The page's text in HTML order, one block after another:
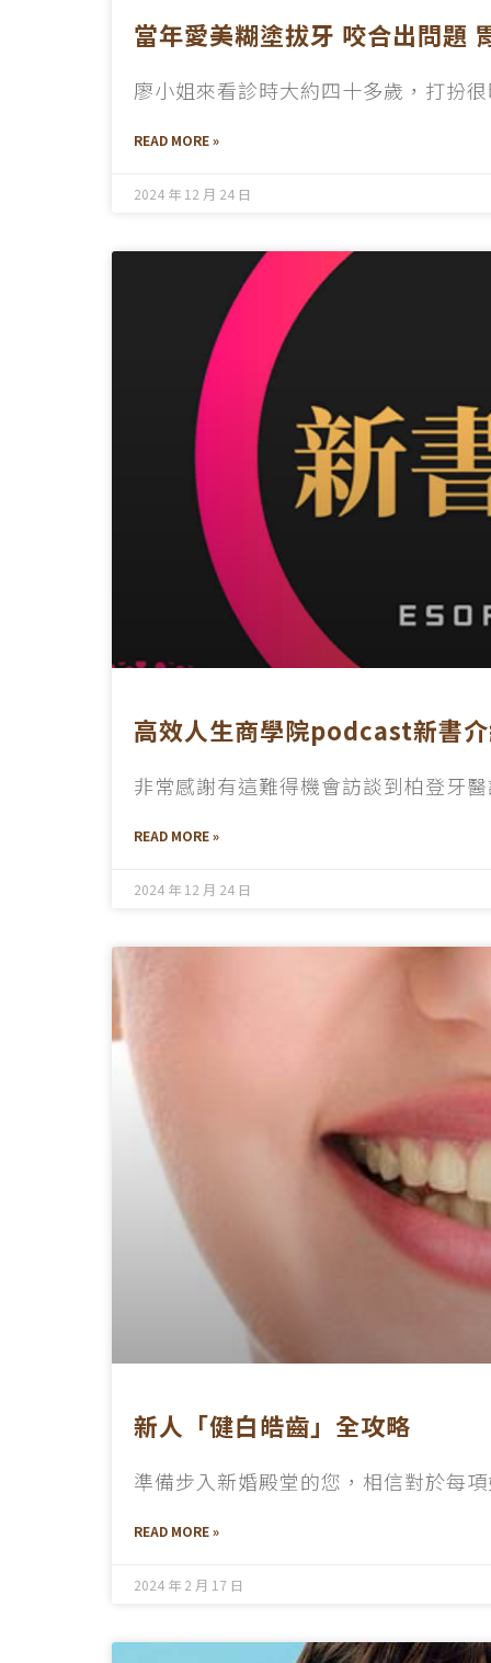
當年愛美糊塗拔牙 咬合出問題
廖小姐來看診時大約四十多歲，打扮
READ MORE »
2024 年 12 月 24 日
高效人生商學院podcast新書
非常感謝有這難得機會訪談到柏登牙
READ MORE »
2024 年 12 月 24 日
新人「健白皓齒」全攻略
準備步入新婚殿堂的您，相信對於每
READ MORE »
2024 年 2 月 17 日